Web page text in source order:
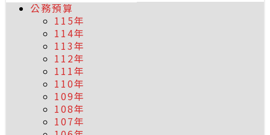
公務預算
115年
114年
113年
112年
111年
110年
109年
108年
107年